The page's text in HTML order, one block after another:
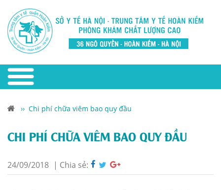
›› Chi phí chữa viêm bao quy đầu
CHI PHÍ CHỮA VIÊM BAO QUY ĐẦU
24/09/2018 | Chia sẻ: